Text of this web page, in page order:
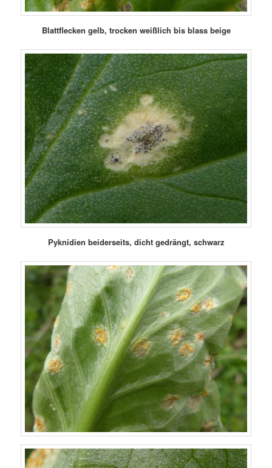
Blattflecken gelb, trocken weißlich bis blass beige
Pyknidien beiderseits, dicht gedrängt, schwarz